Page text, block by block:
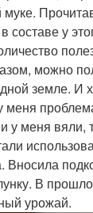
муке.
составе у
можно
земле. И
меня
у меня
Вносила
В
урожай.